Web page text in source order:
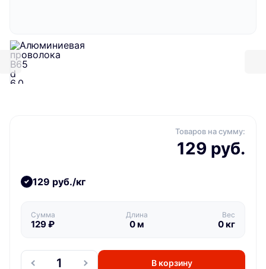
Товаров на сумму:
129 руб.
129 руб./кг
Сумма
129₽
Длина
0м
Вес
0кг
В корзину